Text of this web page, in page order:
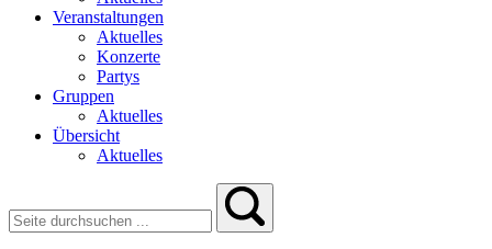
Veranstaltungen
Aktuelles
Konzerte
Partys
Gruppen
Aktuelles
Übersicht
Aktuelles